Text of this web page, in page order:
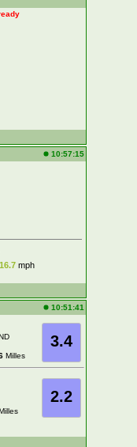
10:57:15
mph
10:51:41
3.4
Milles
2.2